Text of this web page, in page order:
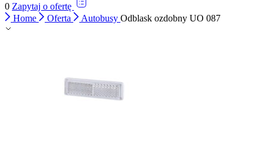
0 Zapytaj o ofertę
Home
Oferta Autobusy Odblask ozdobny UO 087